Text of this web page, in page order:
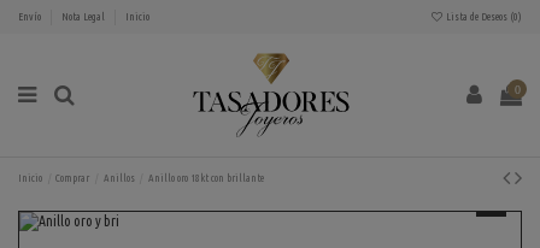
Envío Nota Legal Inicio Lista de Deseos (0)
0
Inicio Comprar Anillos Anillo oro 18kt con brillante